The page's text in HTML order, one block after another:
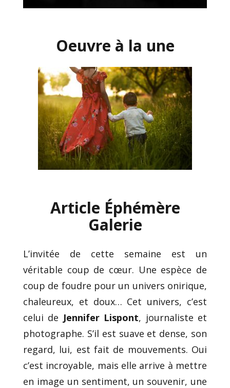
Oeuvre à la une
Article Éphémère
Galerie
L’invitée de cette semaine est un
véritable coup de cœur. Une espèce de
coup de foudre pour un univers onirique,
chaleureux, et doux… Cet univers, c’est
celui de Jennifer Lispont, journaliste et
photographe. S’il est suave et dense, son
regard, lui, est fait de mouvements. Oui
c’est incroyable, mais elle arrive à mettre
en image un sentiment, un souvenir, une